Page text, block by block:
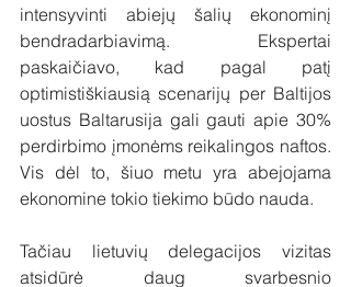
intensyvinti abiejų šalių ekonominį
bendradarbiavimą. Ekspertai
paskaičiavo, kad pagal patį
optimistiškiausią scenarijų per Baltijos
uostus Baltarusija gali gauti apie 30%
perdirbimo įmonėms reikalingos naftos.
Vis dėl to, šiuo metu yra abejojama
ekonomine tokio tiekimo būdo nauda.
Tačiau lietuvių delegacijos vizitas
atsidūrė daug svarbesnio